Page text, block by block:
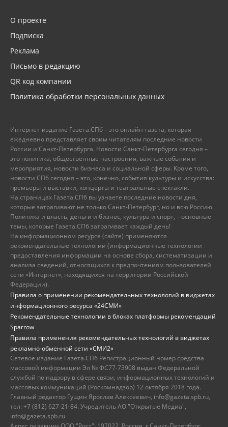
О проекте
Подписка
Реклама
Письмо в редакцию
QR код компании
Политика обработки персональных данных
Интернет-издание Газета.СПб – это онлайн-газета, которая
ежедневно представляет своим читателям последние новости
России и Санкт-Петербурга. Новости Санкт-Петербурга сегодня –
это политика, общественные настроения, важные события и
мероприятия, новости бизнеса и социальной сферы. Кроме того,
новости СПб сегодня – это, конечно, события культуры и искусства:
премьеры и выставки, концерты и театральные спектакли.
На страницах Газета.СПб вы узнаете последние новости дня,
которые затрагивают не только Санкт-Петербург, но и всю Россию.
Политика и власть, деньги и бизнес, культура и спорт, – основные
темы, которые Газета.СПб затрагивает каждый день!
На информационном ресурсе (сайте) применяются
рекомендательные технологии (информационные технологии
предоставления информации на основе сбора, систематизации и
анализа сведений, относящихся к предпочтениям пользователей
сети «Интернет», находящихся на территории Российской
Федерации).
Правила о применении рекомендательных технологий в виджетах
информационного ресурса «24СМИ»
Рекомендательные технологии в блоках платформы рекомендаций
Sparrow
Правила применения рекомендательных технологий в виджетах
рекламно-обменной сети «СМИ2»
Сетевое издание Газета.СПб Регистрационный номер средства
массовой информации Эл № ФС77-73908 выдан Федеральной
службой по надзору в сфере связи, информационных технологий и
массовых коммуникаций (Роскомнадзор) 12 октября 2018 года.
Главный редактор Гущин Ярослав Алексеевич, info@gazeta.spb.ru,
тел: +7 (812) 627-21-84. Учредитель АО "Открытые Медиа",
info@gazeta.spb.ru